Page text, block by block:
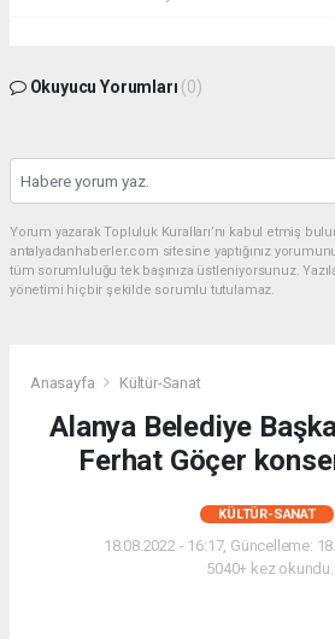
Okuyucu Yorumları (0)
Yorum yazarak Topluluk Kuralları’nı kabul etmiş
antalyadanhaberler.com sitesine yaptığınız
tüm sorumluluğu tek başınıza üstleniyorsunuz.
yönetimi hiçbir şekilde sorumlu tutulamaz.
Anasayfa Kültür-Sanat
Alanya Belediye
Ferhat Göçer
KÜLTÜR-SANAT
18.08.2022 - 16:17, Güncelleme:
5040+ kez okundu.